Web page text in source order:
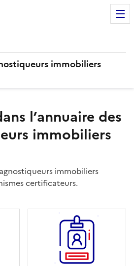
immobiliers
l’annuaire des
immobiliers
immobiliers
certificateurs.